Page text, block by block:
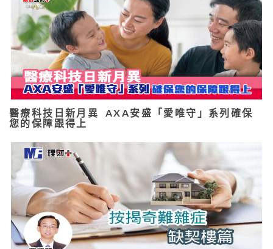
醫療科技日新月異 AXA安盛「愛唯守」系列確保
您的保障跟得上